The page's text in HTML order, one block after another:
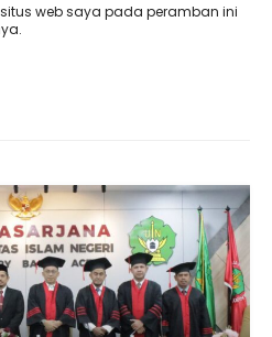
web saya pada peramban ini